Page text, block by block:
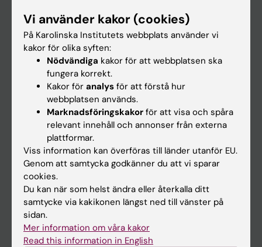
Utbildning
Forskarutbildning
Forskning
På gång
Kalender
Student
Ladok
Canvas
Schema
Vi använder kakor (cookies)
På Karolinska Institutets webbplats använder vi
kakor för olika syften:
Nödvändiga kakor för att webbplatsen ska
fungera korrekt.
Kakor för analys för att förstå hur
webbplatsen används.
Marknadsföringskakor för att visa och spåra
relevant innehåll och annonser från externa
plattformar.
Viss information kan överföras till länder utanför EU.
Genom att samtycka godkänner du att vi sparar
cookies.
Du kan när som helst ändra eller återkalla ditt
samtycke via kakikonen längst ned till vänster på
sidan.
Mer information om våra kakor
Read this information in English